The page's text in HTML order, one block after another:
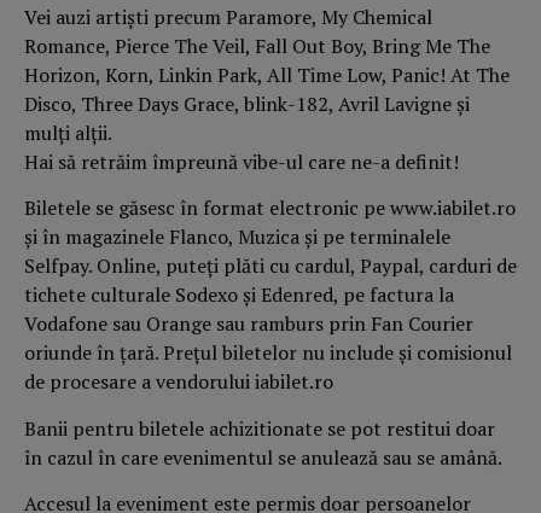
Vei auzi artiști precum Paramore, My Chemical
Romance, Pierce The Veil, Fall Out Boy, Bring Me The
Horizon, Korn, Linkin Park, All Time Low, Panic! At The
Disco, Three Days Grace, blink-182, Avril Lavigne și
mulți alții.
Hai să retrăim împreună vibe-ul care ne-a definit!
Biletele se găsesc în format electronic pe www.iabilet.ro
și în magazinele Flanco, Muzica și pe terminalele
Selfpay. Online, puteți plăti cu cardul, Paypal, carduri de
tichete culturale Sodexo și Edenred, pe factura la
Vodafone sau Orange sau ramburs prin Fan Courier
oriunde în țară. Prețul biletelor nu include și comisionul
de procesare a vendorului iabilet.ro
Banii pentru biletele achizitionate se pot restitui doar
în cazul în care evenimentul se anulează sau se amână.
Accesul la eveniment este permis doar persoanelor